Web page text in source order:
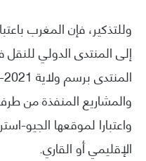
وللتذكير، فإن المغرب
والمشاريع المنفذة من
واعتبارا لموقعها الجيو-
الإقليمي أو القاري.